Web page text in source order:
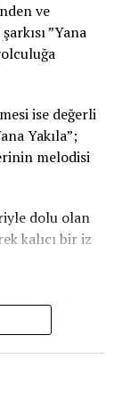
ve
”Yana
ise değerli
Yakıla”;
melodisi
dolu olan
kalıcı bir iz
üyesi olduğu